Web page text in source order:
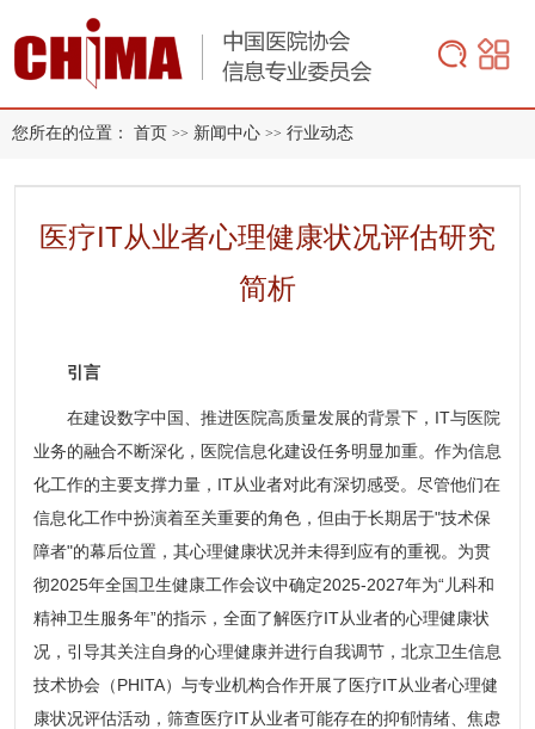
您所在的位置： 首页 >> 新闻中心 >> 行业动态
医疗IT从业者心理健康状况评估研究
简析
引言
在建设数字中国、推进医院高质量发展的背景下，IT与医院
业务的融合不断深化，医院信息化建设任务明显加重。作为信息
化工作的主要支撑力量，IT从业者对此有深切感受。尽管他们在
信息化工作中扮演着至关重要的角色，但由于长期居于"技术保
障者"的幕后位置，其心理健康状况并未得到应有的重视。为贯
彻2025年全国卫生健康工作会议中确定2025-2027年为“儿科和
精神卫生服务年”的指示，全面了解医疗IT从业者的心理健康状
况，引导其关注自身的心理健康并进行自我调节，北京卫生信息
技术协会（PHITA）与专业机构合作开展了医疗IT从业者心理健
康状况评估活动，筛查医疗IT从业者可能存在的抑郁情绪、焦虑